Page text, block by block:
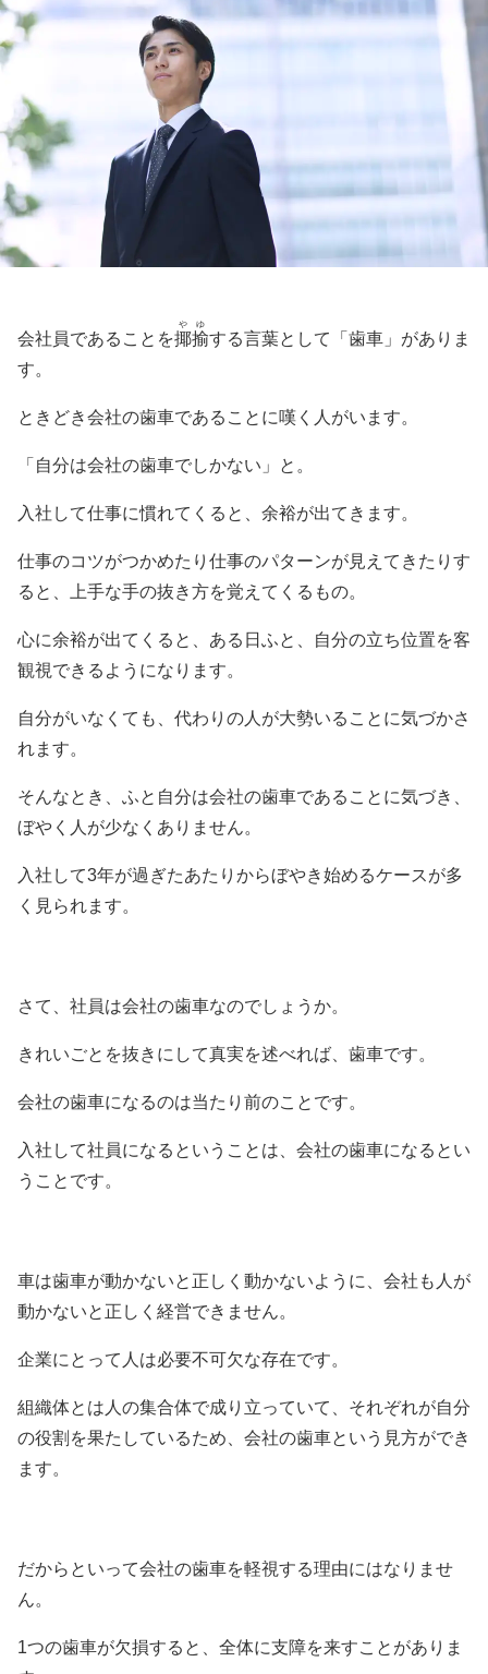
会社員であることを揶揄
やゆ
する言葉として「歯車」がありま
す。
ときどき会社の歯車であることに嘆く人がいます。
「自分は会社の歯車でしかない」と。
入社して仕事に慣れてくると、余裕が出てきます。
仕事のコツがつかめたり仕事のパターンが見えてきたりす
ると、上手な手の抜き方を覚えてくるもの。
心に余裕が出てくると、ある日ふと、自分の立ち位置を客
観視できるようになります。
自分がいなくても、代わりの人が大勢いることに気づかさ
れます。
そんなとき、ふと自分は会社の歯車であることに気づき、
ぼやく人が少なくありません。
入社して3年が過ぎたあたりからぼやき始めるケースが多
く見られます。
さて、社員は会社の歯車なのでしょうか。
きれいごとを抜きにして真実を述べれば、歯車です。
会社の歯車になるのは当たり前のことです。
入社して社員になるということは、会社の歯車になるとい
うことです。
車は歯車が動かないと正しく動かないように、会社も人が
動かないと正しく経営できません。
企業にとって人は必要不可欠な存在です。
組織体とは人の集合体で成り立っていて、それぞれが自分
の役割を果たしているため、会社の歯車という見方ができ
ます。
だからといって会社の歯車を軽視する理由にはなりませ
ん。
1つの歯車が欠損すると、全体に支障を来すことがありま